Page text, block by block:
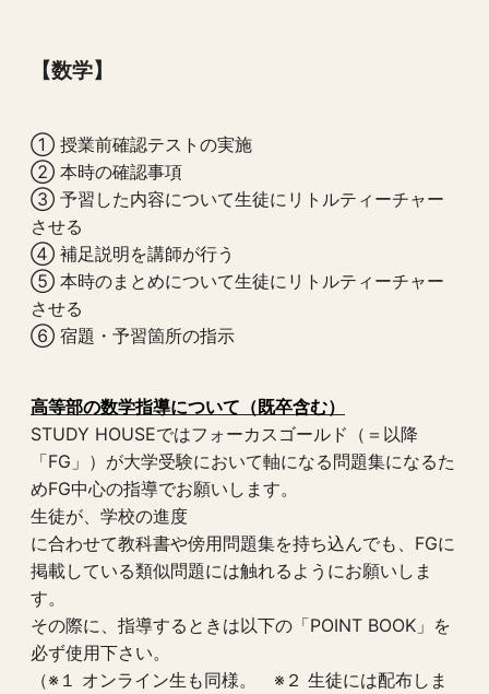
【数学】
① 授業前確認テストの実施
② 本時の確認事項
③ 予習した内容について生徒にリトルティーチャー
させる
④ 補足説明を講師が行う
⑤ 本時のまとめについて生徒にリトルティーチャー
させる
⑥ 宿題・予習箇所の指示
高等部の数学指導について（既卒含む）
STUDY HOUSEではフォーカスゴールド（＝以降
「FG」）が大学受験において軸になる問題集になるた
めFG中心の指導でお願いします。
生徒が、学校の進度
に合わせて教科書や傍用問題集を持ち込んでも、FGに
掲載している類似問題には触れるようにお願いしま
す。
その際に、指導するときは以下の「POINT BOOK」を
必ず使用下さい。
（※１ オンライン生も同様。 ※２ 生徒には配布しま